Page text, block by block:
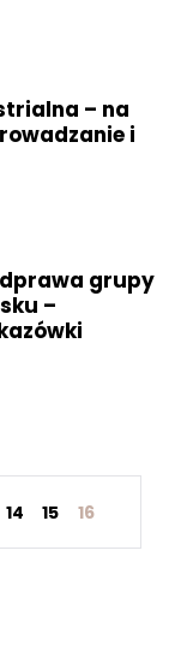
– na
i
grupy
–
14 15 16